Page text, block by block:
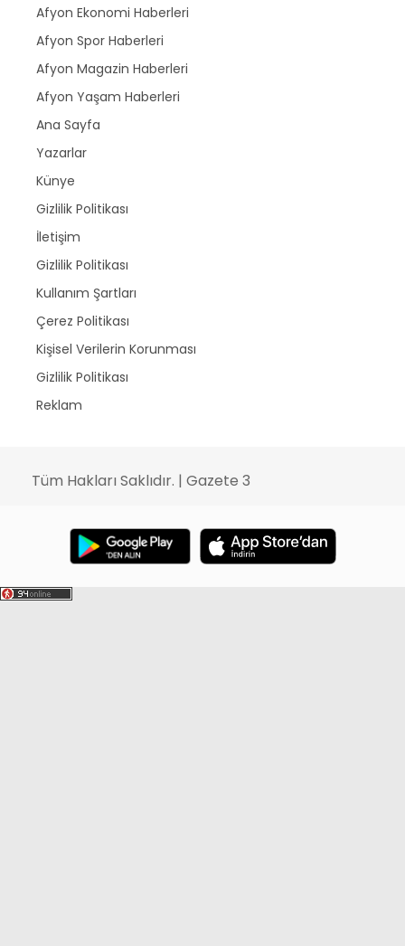
Afyon Ekonomi Haberleri
Afyon Spor Haberleri
Afyon Magazin Haberleri
Afyon Yaşam Haberleri
Ana Sayfa
Yazarlar
Künye
Gizlilik Politikası
İletişim
Gizlilik Politikası
Kullanım Şartları
Çerez Politikası
Kişisel Verilerin Korunması
Gizlilik Politikası
Reklam
Tüm Hakları Saklıdır. | Gazete 3